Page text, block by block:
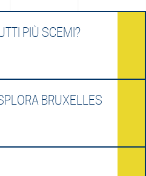
PIÙ SCEMI?
BRUXELLES